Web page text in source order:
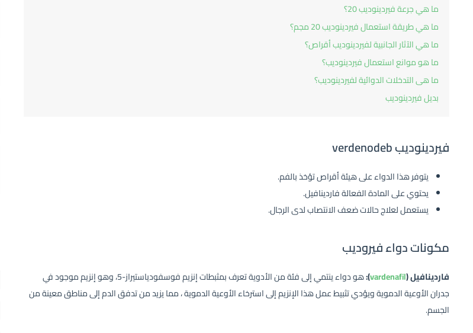
ما هي جرعة فيردينوديب 20؟
ما هي طريقة استعمال فيردينوديب 20 مجم؟
ما هي الآثار الجانبية لفيردينوديب أقراص؟
ما هو موانع استعمال فيردينوديب؟
ما هى التدخلات الدوائية لفيردينوديب؟
بديل فيردينوديب
فيردينوديب verdenodeb
يتوفر هذا الدواء على هيئة أقراص تؤخذ بالفم.
يحتوي على المادة الفعالة فاردينافيل.
يستعمل لعلاج حالات ضعف الانتصاب لدى الرجال.
مكونات دواء فيروديب
فاردينافيل (vardenafil
):
هو دواء ينتمي إلى فئة من الأدوية تعرف بمثبطات إنزيم فوسفودياستيراز-5، وهو إنزيم موجود في
جدران الأوعية الدموية ويؤدي تثبيط عمل هذا الإنزيم إلى استرخاء الأوعية الدموية ، مما يزيد من تدفق الدم إلى مناطق معينة من
الجسم.